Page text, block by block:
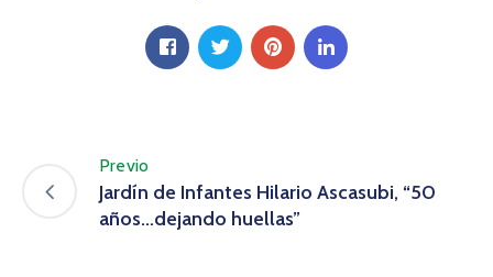
Previo
Jardín de Infantes Hilario Ascasubi, “50
años…dejando huellas”